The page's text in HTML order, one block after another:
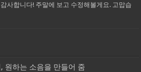
사합니다! 주말에 보고 수정해볼게요. 고맙습
원하는 소음을 만들어 줌